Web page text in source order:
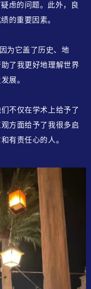
虑的问题。
此外，良
的重要因素。
为它盖了历史、地
了我更好地理解世界
展。
不仅在学术上给予了
方面给予了我很多启
有责任心的人。